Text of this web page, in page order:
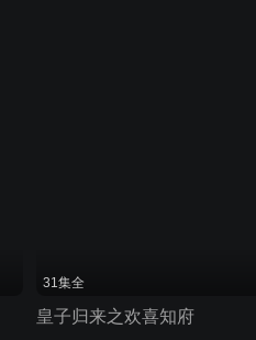
31集全
皇子归来之欢喜知府